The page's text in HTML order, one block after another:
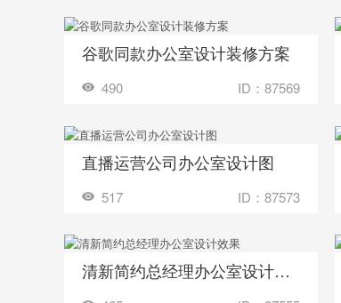
收藏 装修成这样要花多少钱？
谷歌同款办公室设计装修方案
490 ID：87569
收藏 装修成这样要花多少钱？
直播运营公司办公室设计图
517 ID：87573
收藏 装修成这样要花多少钱？
清新简约总经理办公室设计效果